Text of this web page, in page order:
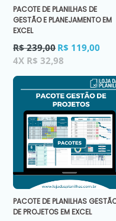
PACOTE DE PLANILHAS DE
GESTÃO E PLANEJAMENTO EM
EXCEL
Preço
normal
R$ 239,00 R$ 119,00
4X R$ 32,98
PACOTE DE PLANILHAS
DE PROJETOS EM EXCEL